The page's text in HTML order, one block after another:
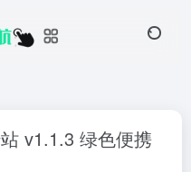
v1.1.3 绿色便携